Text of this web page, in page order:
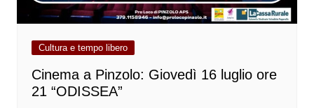
Cultura e tempo libero
Cinema a Pinzolo: Giovedì 16 luglio ore
21 “ODISSEA”